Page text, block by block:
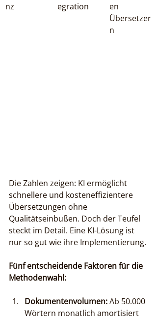
nz
egration
en
Übersetzer
n
Die Zahlen zeigen: KI ermöglicht
schnellere und kosteneffizientere
Übersetzungen ohne
Qualitätseinbußen. Doch der Teufel
steckt im Detail. Eine KI-Lösung ist
nur so gut wie ihre Implementierung.
Fünf entscheidende Faktoren für die
Methodenwahl:
Dokumentenvolumen: Ab 50.000
Wörtern monatlich amortisiert